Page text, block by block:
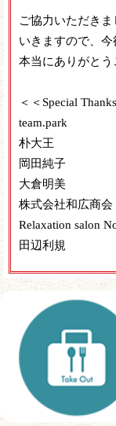
ご協力いただき
いきますので、今
本当にありがとう
＜＜Special
team.park
朴大王
岡田純子
大倉明美
株式会社和広商会
Relaxation salon
田辺利規